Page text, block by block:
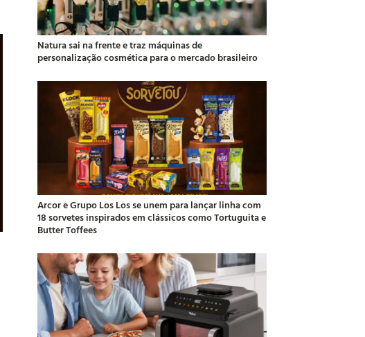
Natura sai na frente e traz máquinas de
personalização cosmética para o mercado brasileiro
Arcor e Grupo Los Los se unem para lançar linha com
18 sorvetes inspirados em clássicos como Tortuguita e
Butter Toffees